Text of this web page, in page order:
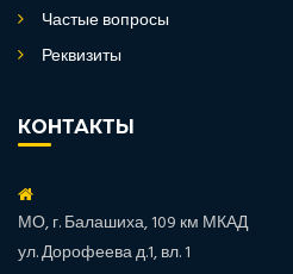
Частые вопросы
Реквизиты
КОНТАКТЫ
МО, г. Балашиха, 109 км МКАД
ул. Дорофеева д.1, вл. 1